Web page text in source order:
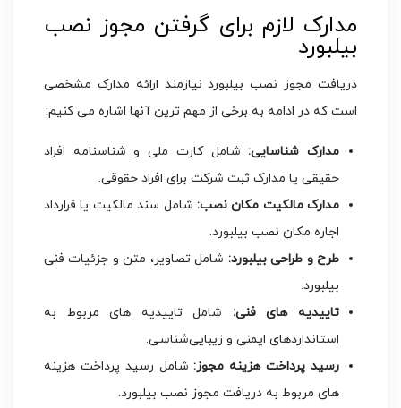
مدارک لازم برای گرفتن مجوز نصب
بیلبورد
دریافت مجوز نصب بیلبورد نیازمند ارائه مدارک مشخصی
است که در ادامه به برخی از مهم ترین آنها اشاره می کنیم:
مدارک شناسایی:شامل کارت ملی و شناسنامه افراد
حقیقی یا مدارک ثبت شرکت برای افراد حقوقی.
مدارک مالکیت مکان نصب: شامل سند مالکیت یا قرارداد
اجاره مکان نصب بیلبورد.
طرح و طراحی بیلبورد: شامل تصاویر، متن و جزئیات فنی
بیلبورد.
تاییدیه های فنی: شامل تاییدیه های مربوط به
استانداردهای ایمنی و زیبایی‌شناسی.
رسید پرداخت هزینه مجوز:شامل رسید پرداخت هزینه
های مربوط به دریافت مجوز نصب بیلبورد.